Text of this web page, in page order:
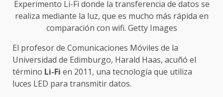
Experimento Li-Fi donde la transferencia de datos se
realiza mediante la luz, que es mucho más rápida en
comparación con wifi. Getty Images
El profesor de Comunicaciones Móviles de la
Universidad de Edimburgo, Harald Haas, acuñó el
término Li-Fi en 2011, una tecnología que utiliza
luces LED para transmitir datos.